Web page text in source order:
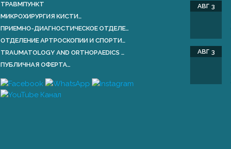
ТРАВМПУНКТ
МИКРОХИРУРГИЯ КИСТИ…
ПРИЕМНО-ДИАГНОСТИЧЕСКОЕ ОТДЕЛЕ…
ОТДЕЛЕНИЕ АРТРОСКОПИИ И СПОРТИ…
TRAUMATOLOGY AND ORTHOPАEDICS …
ПУБЛИЧНАЯ ОФЕРТА…
АВГ 3
АВГ 3